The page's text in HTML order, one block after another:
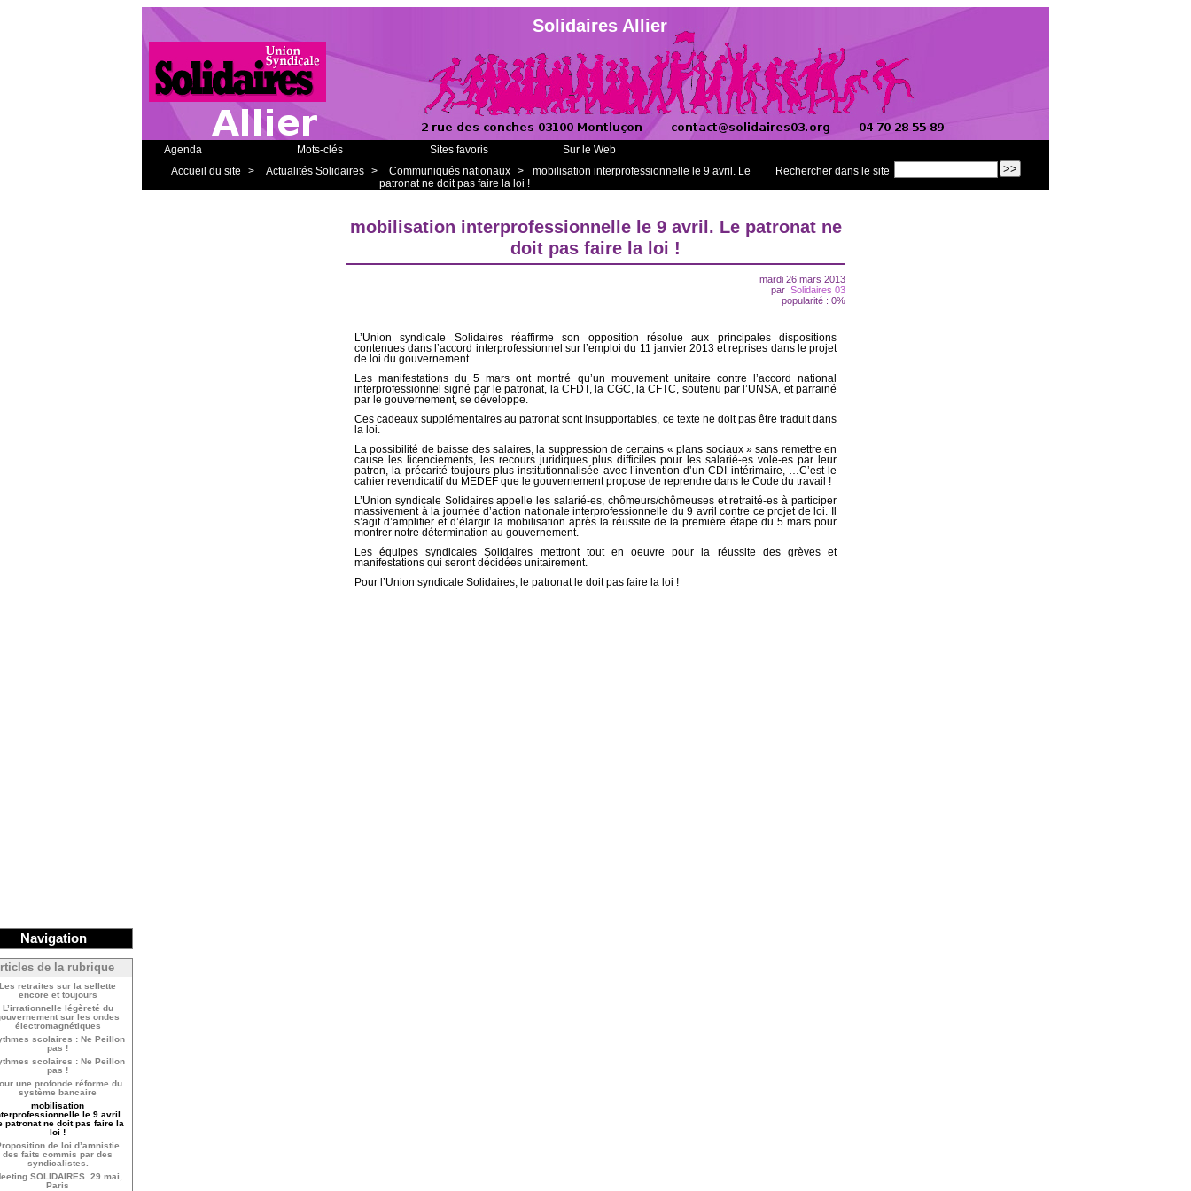
Solidaires Allier
Agenda Mots-clés Sites favoris
Sur le Web
Rechercher dans le site
Accueil du site > Actualités Solidaires > Communiqués nationaux >
mobilisation interprofessionnelle le 9 avril. Le
patronat ne doit pas faire la loi !
mobilisation interprofessionnelle le 9 avril. Le patronat ne
doit pas faire la loi !
mardi 26 mars 2013
par Solidaires 03
popularité : 0%
L’Union syndicale Solidaires réaffirme son opposition résolue aux principales dispositions
contenues dans l’accord interprofessionnel sur l’emploi du 11 janvier 2013 et reprises dans le projet
de loi du gouvernement.
Les manifestations du 5 mars ont montré qu’un mouvement unitaire contre l’accord national
interprofessionnel signé par le patronat, la CFDT, la CGC, la CFTC, soutenu par l’UNSA, et parrainé
par le gouvernement, se développe.
Ces cadeaux supplémentaires au patronat sont insupportables, ce texte ne doit pas être traduit dans
la loi.
La possibilité de baisse des salaires, la suppression de certains « plans sociaux » sans remettre en
cause les licenciements, les recours juridiques plus difficiles pour les salarié-es volé-es par leur
patron, la précarité toujours plus institutionnalisée avec l’invention d’un CDI intérimaire, …C’est le
cahier revendicatif du MEDEF que le gouvernement propose de reprendre dans le Code du travail !
L’Union syndicale Solidaires appelle les salarié-es, chômeurs/chômeuses et retraité-es à participer
massivement à la journée d’action nationale interprofessionnelle du 9 avril contre ce projet de loi. Il
s’agit d’amplifier et d’élargir la mobilisation après la réussite de la première étape du 5 mars pour
montrer notre détermination au gouvernement.
Les équipes syndicales Solidaires mettront tout en oeuvre pour la réussite des grèves et
manifestations qui seront décidées unitairement.
Pour l’Union syndicale Solidaires, le patronat le doit pas faire la loi !
Navigation
de la rubrique
Les retraites sur la sellette
encore et toujours
L’irrationnelle légèreté du
sur les ondes
électromagnétiques
scolaires : Ne Peillon
pas !
scolaires : Ne Peillon
pas !
une profonde réforme du
système bancaire
mobilisation
le 9 avril.
patronat ne doit pas faire la
loi !
de loi d’amnistie
des faits commis par des
syndicalistes.
SOLIDAIRES. 29 mai,
Paris